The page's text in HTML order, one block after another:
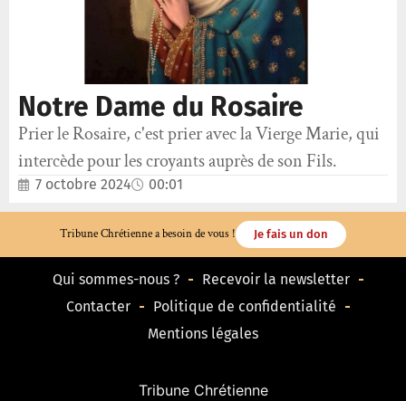
Notre Dame du Rosaire
Prier le Rosaire, c'est prier avec la Vierge Marie, qui
intercède pour les croyants auprès de son Fils.
7 octobre 2024 00:01
Tribune Chrétienne a besoin de vous ! Je fais un don
Qui sommes-nous ?
Recevoir la newsletter
Contacter
Politique de confidentialité
Mentions légales
Tribune Chrétienne